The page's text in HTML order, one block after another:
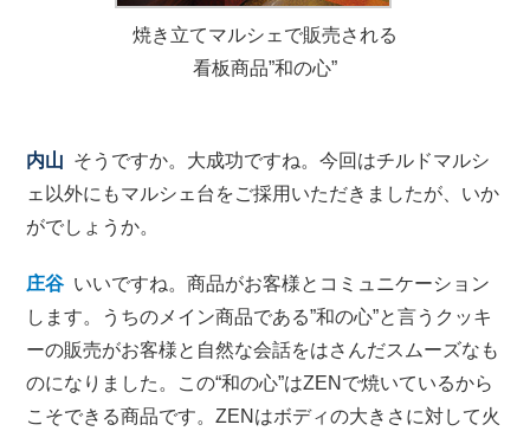
焼き立てマルシェで販売される
看板商品”和の心”
内山 そうですか。大成功ですね。今回はチルドマルシ
ェ以外にもマルシェ台をご採用いただきましたが、いか
がでしょうか。
庄谷 いいですね。商品がお客様とコミュニケーション
します。うちのメイン商品である”和の心”と言うクッキ
ーの販売がお客様と自然な会話をはさんだスムーズなも
のになりました。この“和の心”はZENで焼いているから
こそできる商品です。ZENはボディの大きさに対して火